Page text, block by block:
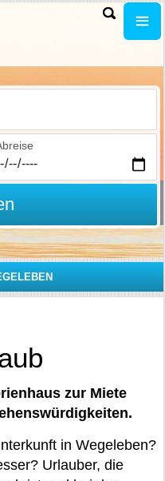
zur Miete
in Wegeleben?
Urlauber, die